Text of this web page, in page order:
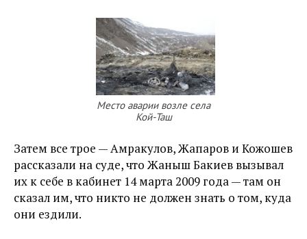
Место аварии возле села
Кой-Таш
Затем все трое — Амракулов, Жапаров и Кожошев
рассказали на суде, что Жаныш Бакиев вызывал
их к себе в кабинет 14 марта 2009 года — там он
сказал им, что никто не должен знать о том, куда
они ездили.